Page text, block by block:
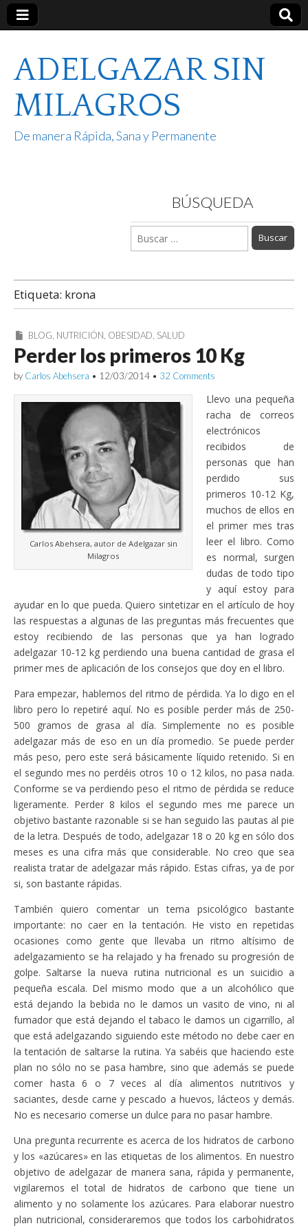
ADELGAZAR SIN
MILAGROS
De manera Rápida, Sana y Permanente
BÚSQUEDA
Buscar:
Etiqueta: krona
BLOG, NUTRICIÓN, OBESIDAD, SALUD
Perder los primeros 10 Kg
by Carlos Abehsera • 12/03/2014 • 32 Comments
Carlos Abehsera, autor de Adelgazar sin
Milagros
Llevo una pequeña
racha de correos
electrónicos
recibidos de
personas que han
perdido sus
primeros 10-12 Kg,
muchos de ellos en
el primer mes tras
leer el libro. Como
es normal, surgen
dudas de todo tipo
y aquí estoy para
ayudar en lo que pueda. Quiero sintetizar en el artículo de hoy
las respuestas a algunas de las preguntas más frecuentes que
estoy recibiendo de las personas que ya han logrado
adelgazar 10-12 kg perdiendo una buena cantidad de grasa el
primer mes de aplicación de los consejos que doy en el libro.
Para empezar, hablemos del ritmo de pérdida. Ya lo digo en el
libro pero lo repetiré aquí. No es posible perder más de 250-
500 gramos de grasa al día. Simplemente no es posible
adelgazar más de eso en un día promedio. Se puede perder
más peso, pero este será básicamente líquido retenido. Si en
el segundo mes no perdéis otros 10 o 12 kilos, no pasa nada.
Conforme se va perdiendo peso el ritmo de pérdida se reduce
ligeramente. Perder 8 kilos el segundo mes me parece un
objetivo bastante razonable si se han seguido las pautas al pie
de la letra. Después de todo, adelgazar 18 o 20 kg en sólo dos
meses es una cifra más que considerable. No creo que sea
realista tratar de adelgazar más rápido. Estas cifras, ya de por
si, son bastante rápidas.
También quiero comentar un tema psicológico bastante
importante: no caer en la tentación. He visto en repetidas
ocasiones como gente que llevaba un ritmo altísimo de
adelgazamiento se ha relajado y ha frenado su progresión de
golpe. Saltarse la nueva rutina nutricional es un suicidio a
pequeña escala. Del mismo modo que a un alcohólico que
está dejando la bebida no le damos un vasito de vino, ni al
fumador que está dejando el tabaco le damos un cigarrillo, al
que está adelgazando siguiendo este método no debe caer en
la tentación de saltarse la rutina. Ya sabéis que haciendo este
plan no sólo no se pasa hambre, sino que además se puede
comer hasta 6 o 7 veces al día alimentos nutritivos y
saciantes, desde carne y pescado a huevos, lácteos y demás.
No es necesario comerse un dulce para no pasar hambre.
Una pregunta recurrente es acerca de los hidratos de carbono
y los «azúcares» en las etiquetas de los alimentos. En nuestro
objetivo de adelgazar de manera sana, rápida y permanente,
vigilaremos el total de hidratos de carbono que tiene un
alimento y no solamente los azúcares. Para elaborar nuestro
plan nutricional, consideraremos que todos los carbohidratos